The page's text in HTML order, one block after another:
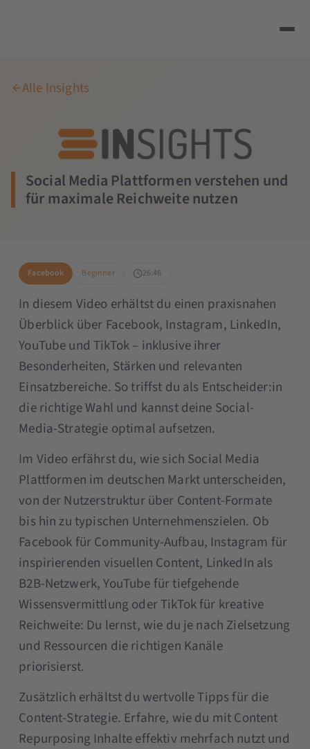
Alle Insights
Social Media Plattformen verstehen und
für maximale Reichweite nutzen
Facebook Beginner 26:46
In diesem Video erhältst du einen praxisnahen
Überblick über Facebook, Instagram, LinkedIn,
YouTube und TikTok – inklusive ihrer
Besonderheiten, Stärken und relevanten
Einsatzbereiche. So triffst du als Entscheider:in
die richtige Wahl und kannst deine Social-
Media-Strategie optimal aufsetzen.
Im Video erfährst du, wie sich Social Media
Plattformen im deutschen Markt unterscheiden,
von der Nutzerstruktur über Content-Formate
bis hin zu typischen Unternehmenszielen. Ob
Facebook für Community-Aufbau, Instagram für
inspirierenden visuellen Content, LinkedIn als
B2B-Netzwerk, YouTube für tiefgehende
Wissensvermittlung oder TikTok für kreative
Reichweite: Du lernst, wie du je nach Zielsetzung
und Ressourcen die richtigen Kanäle
priorisierst.
Zusätzlich erhältst du wertvolle Tipps für die
Content-Strategie. Erfahre, wie du mit Content
Repurposing Inhalte effektiv mehrfach nutzt und